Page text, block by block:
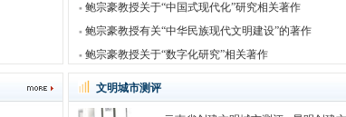
鲍宗豪教授关于“中国式现代化”研究相关著作
鲍宗豪教授有关“中华民族现代文明建设”的著作
鲍宗豪教授关于“数字化研究”相关著作
文明城市测评